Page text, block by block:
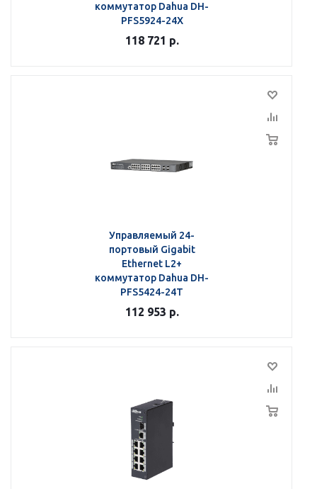
коммутатор Dahua DH-
PFS5924-24X
118 721 р.
Управляемый 24-
портовый Gigabit
Ethernet L2+
коммутатор Dahua DH-
PFS5424-24T
112 953 р.